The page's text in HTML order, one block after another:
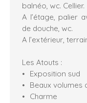
balnéo, wc. Cellier.
A l’étage, palier
de douche, wc.
A l’extérieur,
Les Atouts :
Exposition sud
Beaux volumes
Charme